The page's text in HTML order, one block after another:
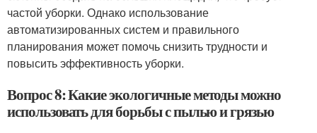
частой уборки. Однако использование
автоматизированных систем и правильного
планирования может помочь снизить трудности и
повысить эффективность уборки.
Вопрос 8: Какие экологичные методы можно
использовать для борьбы с пылью и грязью